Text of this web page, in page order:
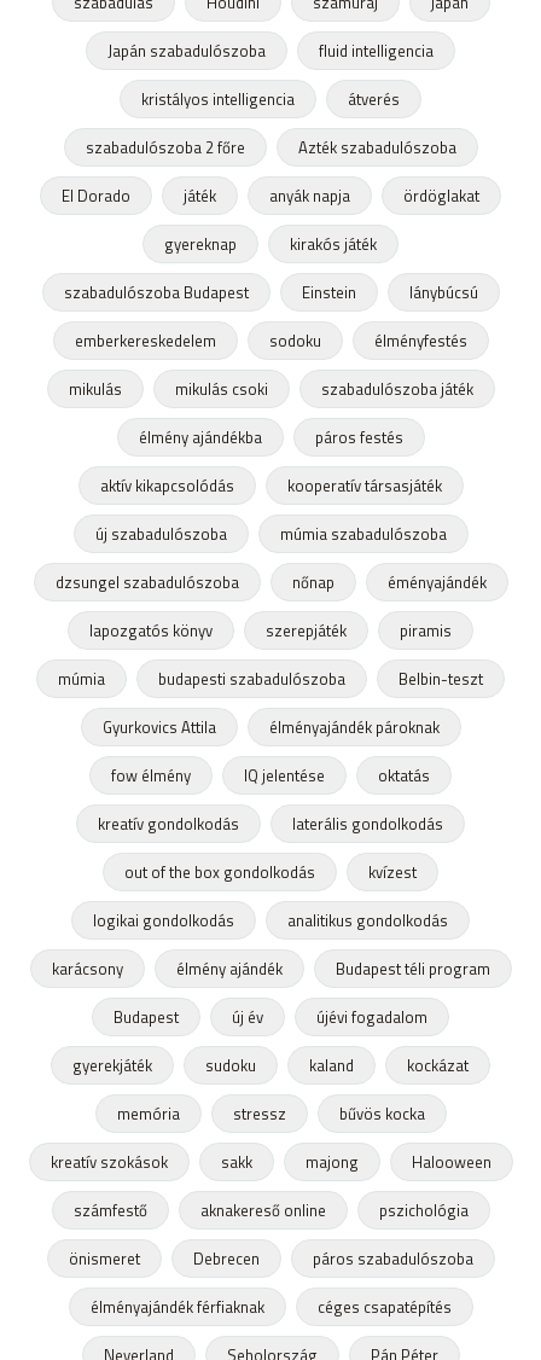
Japán szabadulószoba
fluid intelligencia
kristályos intelligencia
átverés
szabadulószoba 2 főre
Azték szabadulószoba
El Dorado
játék anyák napja
ördöglakat
gyereknap
kirakós játék
szabadulószoba Budapest
Einstein
lánybúcsú
emberkereskedelem
sodoku
élményfestés
mikulás
mikulás csoki
szabadulószoba játék
élmény ajándékba
páros festés
aktív kikapcsolódás
kooperatív társasjáték
új szabadulószoba
múmia szabadulószoba
dzsungel szabadulószoba
nőnap
éményajándék
lapozgatós könyv
szerepjáték
piramis
múmia
budapesti szabadulószoba
Belbin-teszt
Gyurkovics Attila
élményajándék pároknak
fow élmény
IQ jelentése
oktatás
kreatív gondolkodás
laterális gondolkodás
out of the box gondolkodás
kvízest
logikai gondolkodás
analitikus gondolkodás
karácsony
élmény ajándék
Budapest téli program
Budapest
új év
újévi fogadalom
gyerekjáték
sudoku kaland
kockázat
memória
stressz
bűvös kocka
kreatív szokások
sakk majong
Halooween
számfestő
aknakereső online
pszichológia
önismeret
Debrecen
páros szabadulószoba
élményajándék férfiaknak
céges csapatépítés
Neverland
Seholország
Pán Péter